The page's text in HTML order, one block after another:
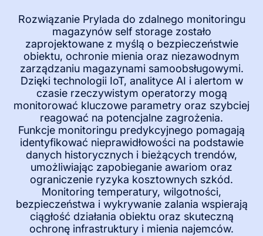
Rozwiązanie Prylada do zdalnego monitoringu
magazynów self storage zostało
zaprojektowane z myślą o bezpieczeństwie
obiektu, ochronie mienia oraz niezawodnym
zarządzaniu magazynami samoobsługowymi.
Dzięki technologii IoT, analityce AI i alertom w
czasie rzeczywistym operatorzy mogą
monitorować kluczowe parametry oraz szybciej
reagować na potencjalne zagrożenia.
Funkcje monitoringu predykcyjnego pomagają
identyfikować nieprawidłowości na podstawie
danych historycznych i bieżących trendów,
umożliwiając zapobieganie awariom oraz
ograniczenie ryzyka kosztownych szkód.
Monitoring temperatury, wilgotności,
bezpieczeństwa i wykrywanie zalania wspierają
ciągłość działania obiektu oraz skuteczną
ochronę infrastruktury i mienia najemców.